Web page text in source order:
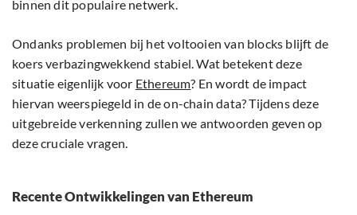
binnen dit populaire netwerk.
Ondanks problemen bij het voltooien van blocks blijft de
koers verbazingwekkend stabiel. Wat betekent deze
situatie eigenlijk voor Ethereum? En wordt de impact
hiervan weerspiegeld in de on-chain data? Tijdens deze
uitgebreide verkenning zullen we antwoorden geven op
deze cruciale vragen.
Recente Ontwikkelingen van Ethereum